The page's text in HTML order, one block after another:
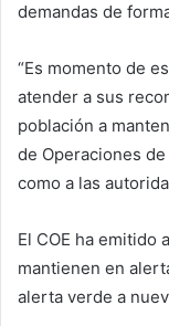
demandas de
“Es momento de
atender a sus
población a
de Operaciones
como a las
El COE ha emitido
mantienen en
alerta verde a